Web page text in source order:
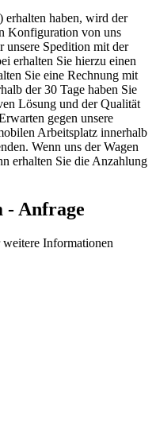
haben, wird der
Konfiguration von uns
unsere Spedition mit der
erhalten Sie hierzu einen
Sie eine Rechnung mit
der 30 Tage haben Sie
Lösung und der Qualität
gegen unsere
Arbeitsplatz innerhalb
Wenn uns der Wagen
erhalten Sie die Anzahlung
- Anfrage
Informationen